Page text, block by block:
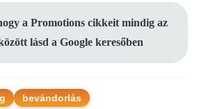
a Promotions cikkeit mindig az
lásd a Google keresőben
bevándorlás